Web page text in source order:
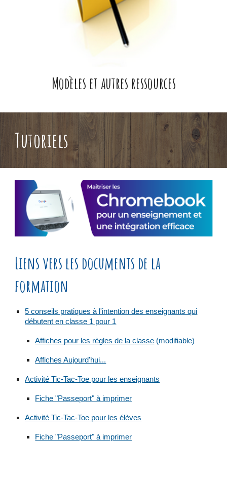
Modèles et autres ressources
Tutoriels
Liens vers les documents de la
formation
5 conseils pratiques à l'intention des enseignants qui
débutent en classe 1 pour 1
Affiches pour les règles de la classe (modifiable)
Affiches Aujourd'hui...
Activité Tic-Tac-Toe pour les enseignants
Fiche "Passeport" à imprimer
Activité Tic-Tac-Toe pour les élèves
Fiche "Passeport" à imprimer